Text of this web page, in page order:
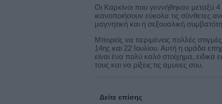
Οι Καρκίνοι που γεννήθηκαν μεταξύ
ικανοποιήσουν εύκολα τις σύνθετες
μαγνητική και η σεξουαλική
Μπορείς να περιμένεις πολλές
14ης και 22 Ιουλίου. Αυτή η ομάδα
είναι ένα πολύ καλό στοίχημα,
τους και να ρίξεις τις άμυνες σου.
Δείτε επίσης